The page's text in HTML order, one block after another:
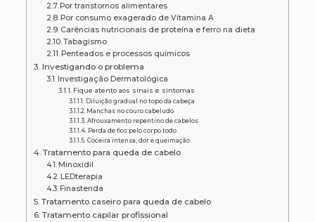
Por transtornos alimentares
Por consumo exagerado de Vitamina A
Carências nutricionais de proteína e ferro na dieta
Tabagismo
Penteados e processos químicos
Investigando o problema
Investigação Dermatológica
Fique atento aos sinais e sintomas
Diluição gradual no topo da cabeça
Manchas no couro cabeludo
Afrouxamento repentino de cabelos
Perda de fios pelo corpo todo
Coceira intensa, dor e queimação
Tratamento para queda de cabelo
Minoxidil
LEDterapia
Finasterida
Tratamento caseiro para queda de cabelo
Tratamento capilar profissional